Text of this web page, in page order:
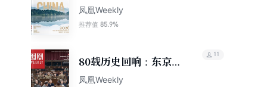
周刊2026年第1期
凤凰Weekly
推荐值 85.9%
80载历史回响：东京大
审判再反思 香港凤凰周
凤凰Weekly
11